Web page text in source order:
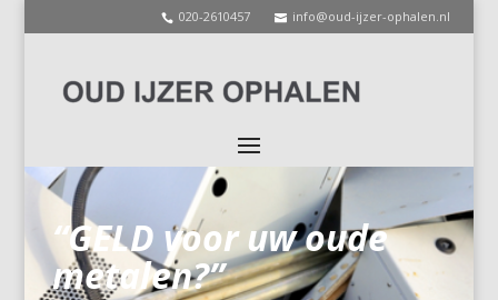
020-2610457 info@oud-ijzer-ophalen.nl
“GELD voor uw oude
metalen?”